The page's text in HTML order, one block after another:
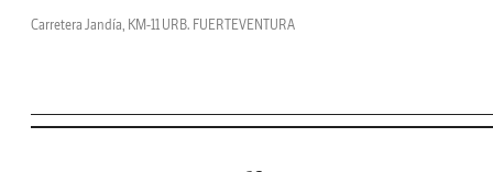
Carretera Jandía, KM-11 URB. FUERTEVENTURA